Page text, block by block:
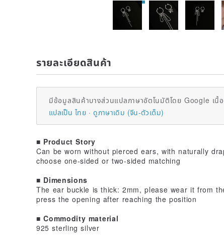
รายละเอียดสินค้า
มีข้อมูลสินค้าบางส่วนแปลภาษาอัตโนมัติโดย Google เนื้อ
แปลเป็น ไทย
ดูภาษาเดิม (จีน-ตัวเต็ม)
■ Product Story
Can be worn without pierced ears, with naturally
choose one-sided or two-sided matching
■ Dimensions
The ear buckle is thick: 2mm, please wear it from
press the opening after reaching the position
■ Commodity material
925 sterling silver